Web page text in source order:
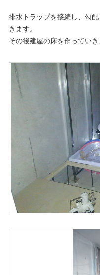
排水トラップを接続し、勾
きます。
その後建屋の床を作っていき